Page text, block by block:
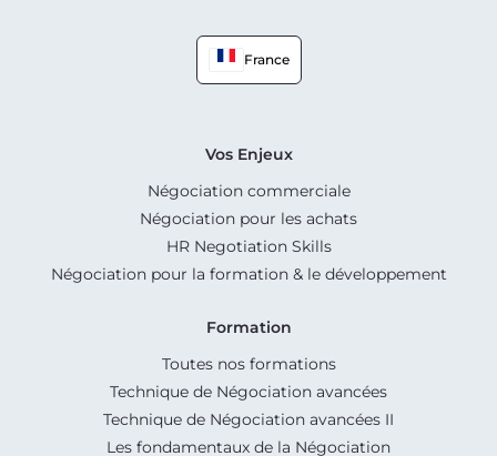
France
Vos Enjeux
Négociation commerciale
Négociation pour les achats
HR Negotiation Skills
Négociation pour la formation & le développement
Formation
Toutes nos formations
Technique de Négociation avancées
Technique de Négociation avancées II
Les fondamentaux de la Négociation